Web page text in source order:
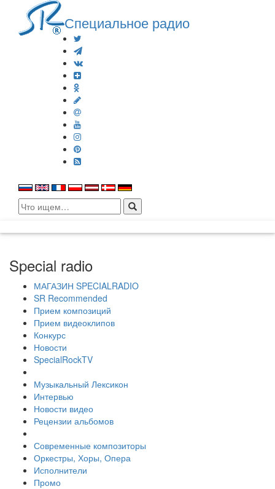
Специальное радио
Search
for:
Special radio
МАГАЗИН SPECIALRADIO
SR Recommended
Прием композиций
Прием видеоклипов
Конкурс
Новости
SpecialRockTV
Музыкальный Лексикон
Интервью
Новости видео
Рецензии альбомов
Современные композиторы
Оркестры, Хоры, Опера
Исполнители
Промо